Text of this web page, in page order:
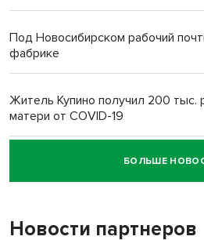
Под Новосибирском рабочий
фабрике
Житель Купино получил 200 тыс.
матери от COVID-19
Новосибирский суд наказал
пенсионерки на вокзале
БОЛЬШЕ
Новости партнеров